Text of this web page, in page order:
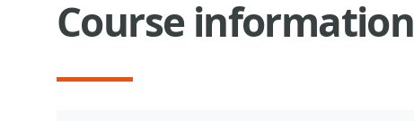
Course information